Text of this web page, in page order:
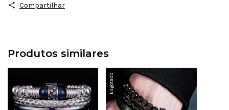
Compartilhar
Produtos similares
Esgotado